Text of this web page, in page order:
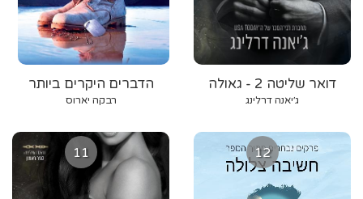
הדברים היקרים ביותר
רבקה יארוס
דואר שליטה 2 - גאולה
אכזרית
ג׳יאנה דרלינג
11 12